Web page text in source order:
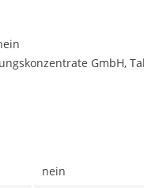
GmbH,
nein